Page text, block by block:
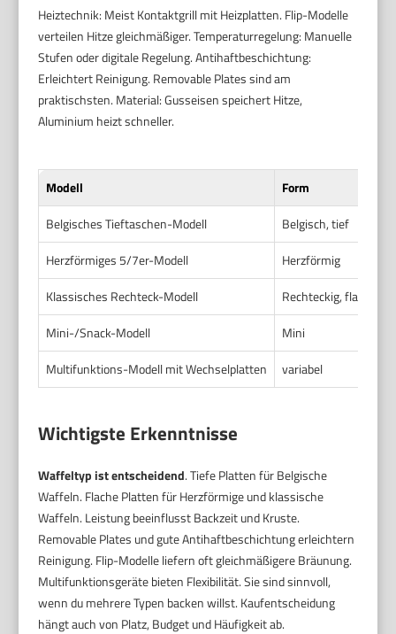
Heiztechnik: Meist Kontaktgrill mit Heizplatten. Flip-Modelle
verteilen Hitze gleichmäßiger. Temperaturregelung: Manuelle
Stufen oder digitale Regelung. Antihaftbeschichtung:
Erleichtert Reinigung. Removable Plates sind am
praktischsten. Material: Gusseisen speichert Hitze,
Aluminium heizt schneller.
Modell Form
Belgisches Tieftaschen-Modell
Belgisch, tief
Herzförmiges 5/7er-Modell
Herzförmig
Klassisches Rechteck-Modell
Rechteckig, flach
Mini-/Snack-Modell
Mini
Multifunktions-Modell mit Wechselplatten
variabel
Wichtigste Erkenntnisse
Waffeltyp ist entscheidend. Tiefe Platten für Belgische
Waffeln. Flache Platten für Herzförmige und klassische
Waffeln. Leistung beeinflusst Backzeit und Kruste.
Removable Plates und gute Antihaftbeschichtung erleichtern
Reinigung. Flip-Modelle liefern oft gleichmäßigere Bräunung.
Multifunktionsgeräte bieten Flexibilität. Sie sind sinnvoll,
wenn du mehrere Typen backen willst. Kaufentscheidung
hängt auch von Platz, Budget und Häufigkeit ab.